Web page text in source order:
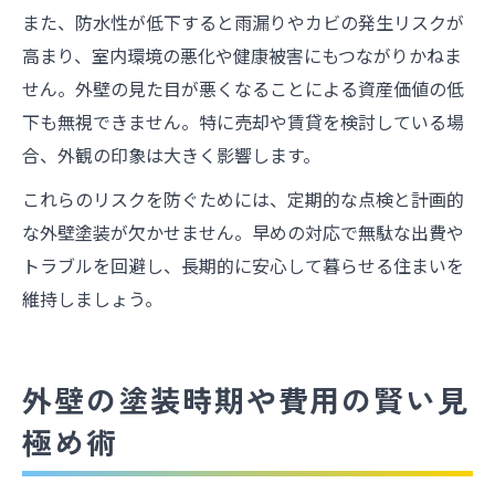
また、防水性が低下すると雨漏りやカビの発生リスクが
高まり、室内環境の悪化や健康被害にもつながりかねま
せん。外壁の見た目が悪くなることによる資産価値の低
下も無視できません。特に売却や賃貸を検討している場
合、外観の印象は大きく影響します。
これらのリスクを防ぐためには、定期的な点検と計画的
な外壁塗装が欠かせません。早めの対応で無駄な出費や
トラブルを回避し、長期的に安心して暮らせる住まいを
維持しましょう。
外壁の塗装時期や費用の賢い見
極め術